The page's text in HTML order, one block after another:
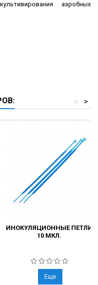
аэробных
>
<
ИНОКУЛЯЦИОННЫЕ ПЕТЛИ
10 МКЛ.
Еще